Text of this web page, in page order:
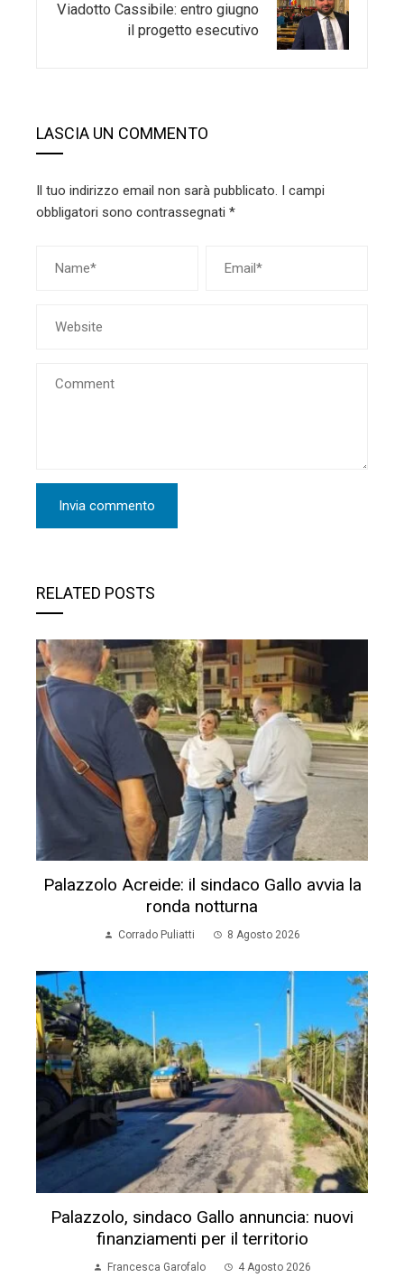
Viadotto Cassibile: entro giugno
il progetto esecutivo
LASCIA UN COMMENTO
Il tuo indirizzo email non sarà pubblicato. I campi
obbligatori sono contrassegnati *
RELATED POSTS
Palazzolo Acreide: il sindaco Gallo avvia la
ronda notturna
Corrado Puliatti 8 Agosto 2026
Palazzolo, sindaco Gallo annuncia: nuovi
finanziamenti per il territorio
Francesca Garofalo 4 Agosto 2026